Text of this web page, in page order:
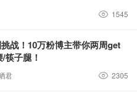
1545
战！10万粉博主带你两周get
筷子腿！
君 2305